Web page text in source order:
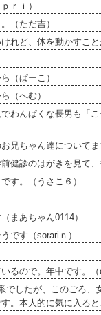
ｒｉ）
（ただ吉）
れど、体を動かすこと
（ぱーこ）
（へむ）
わんぱくな長男も「
兄ちゃん達について
健診のはがきを見て
す。（うさこ６）
まあちゃん0114）
です（sorariｎ）
るので。年中です。（
でしたが、このごろ
。本人的に気に入る